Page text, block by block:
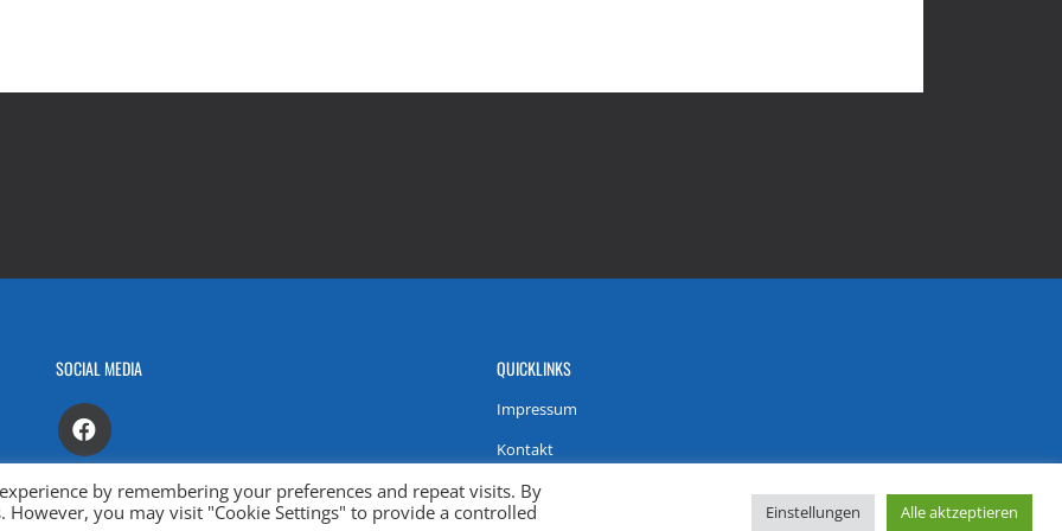
SOCIAL MEDIA QUICKLINKS
Impressum
Kontakt
Datenschutzerklärung
by remembering your preferences and repeat visits. By
However, you may visit "Cookie Settings" to provide a controlled
Einstellungen Alle aktzeptieren